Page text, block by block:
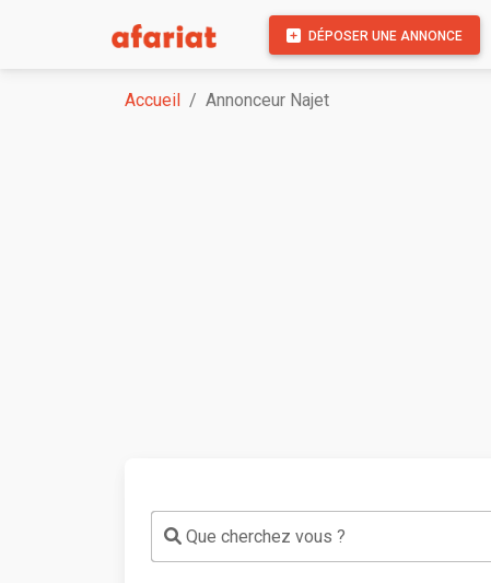
DÉPOSER UNE ANNONCE
Accueil Annonceur Najet
Que cherchez vous ?